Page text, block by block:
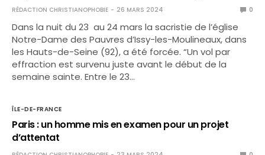
RÉDACTION CHRISTIANOPHOBIE 26 MARS 2024 0
Dans la nuit du 23 au 24 mars la sacristie de l’église
Notre-Dame des Pauvres d’Issy-les-Moulineaux, dans
les Hauts-de-Seine (92), a été forcée. “Un vol par
effraction est survenu juste avant le début de la
semaine sainte. Entre le 23…
ÎLE-DE-FRANCE
Paris : un homme mis en examen pour un projet
d’attentat